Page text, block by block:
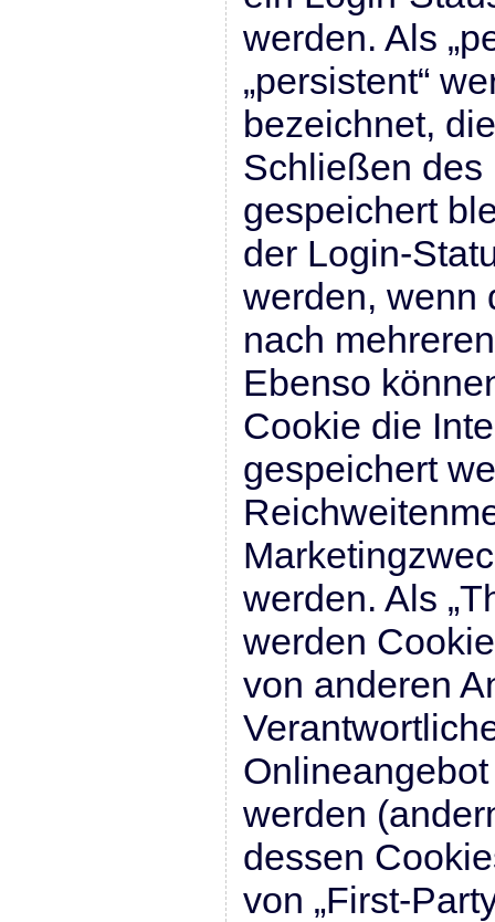
werden. Als
„persistent“
bezeichnet,
Schließen des
gespeichert
der Login-
werden, wenn
nach
Ebenso
Cookie die
gespeichert
werden. Als
werden
von anderen
werden
dessen
von „First-